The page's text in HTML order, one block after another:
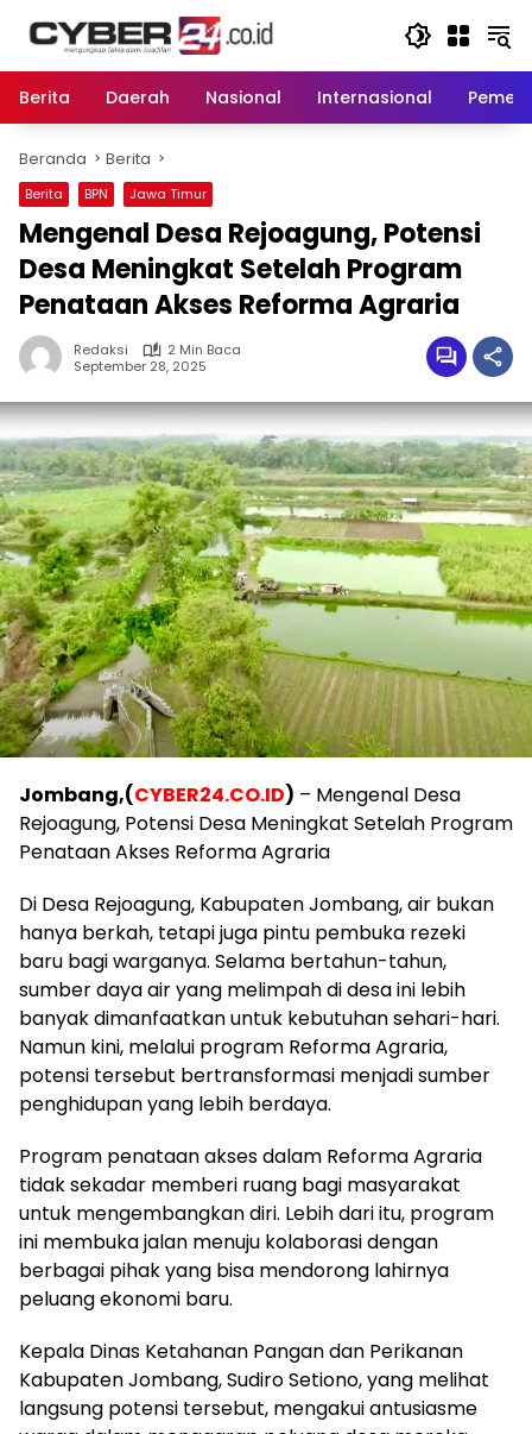
Berita
Daerah Nasional Internasional
Beranda Berita
Berita BPN Jawa Timur
Mengenal Desa Rejoagung, Potensi
Desa Meningkat Setelah Program
Penataan Akses Reforma Agraria
Redaksi
2 Min Baca
September 28, 2025
Jombang,(CYBER24.CO.ID) – Mengenal Desa
Rejoagung, Potensi Desa Meningkat Setelah Program
Penataan Akses Reforma Agraria
Di Desa Rejoagung, Kabupaten Jombang, air bukan
hanya berkah, tetapi juga pintu pembuka rezeki
baru bagi warganya. Selama bertahun-tahun,
sumber daya air yang melimpah di desa ini lebih
banyak dimanfaatkan untuk kebutuhan sehari-hari.
Namun kini, melalui program Reforma Agraria,
potensi tersebut bertransformasi menjadi sumber
penghidupan yang lebih berdaya.
Program penataan akses dalam Reforma Agraria
tidak sekadar memberi ruang bagi masyarakat
untuk mengembangkan diri. Lebih dari itu, program
ini membuka jalan menuju kolaborasi dengan
berbagai pihak yang bisa mendorong lahirnya
peluang ekonomi baru.
Kepala Dinas Ketahanan Pangan dan Perikanan
Kabupaten Jombang, Sudiro Setiono, yang melihat
langsung potensi tersebut, mengakui antusiasme